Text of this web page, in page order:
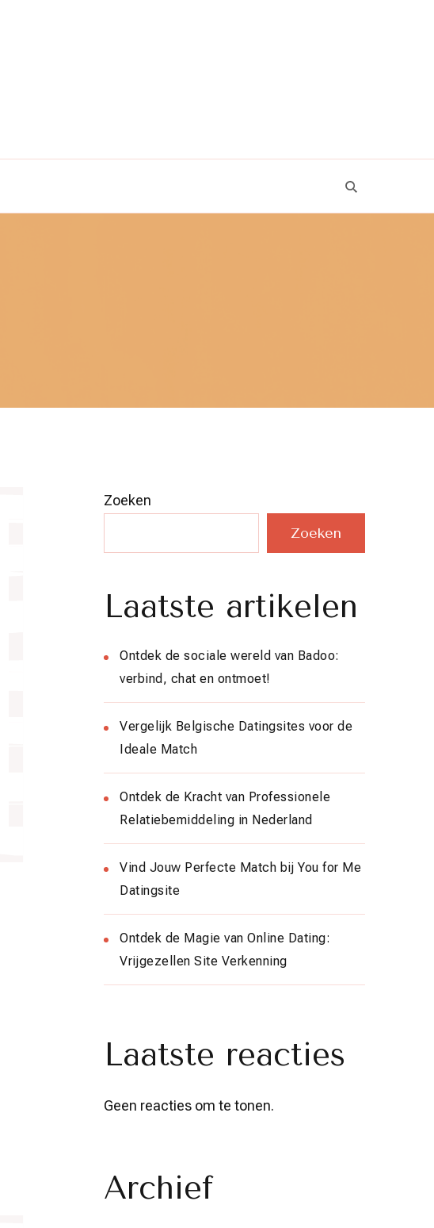
Zoeken
Zoeken
Laatste artikelen
Ontdek de sociale wereld van Badoo:
verbind, chat en ontmoet!
Vergelijk Belgische Datingsites voor de
Ideale Match
Ontdek de Kracht van Professionele
Relatiebemiddeling in Nederland
Vind Jouw Perfecte Match bij You for Me
Datingsite
Ontdek de Magie van Online Dating:
Vrijgezellen Site Verkenning
Laatste reacties
Geen reacties om te tonen.
Archief